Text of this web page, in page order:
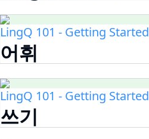
LingQ 101 - Getting Started
어휘
LingQ 101 - Getting Started
쓰기